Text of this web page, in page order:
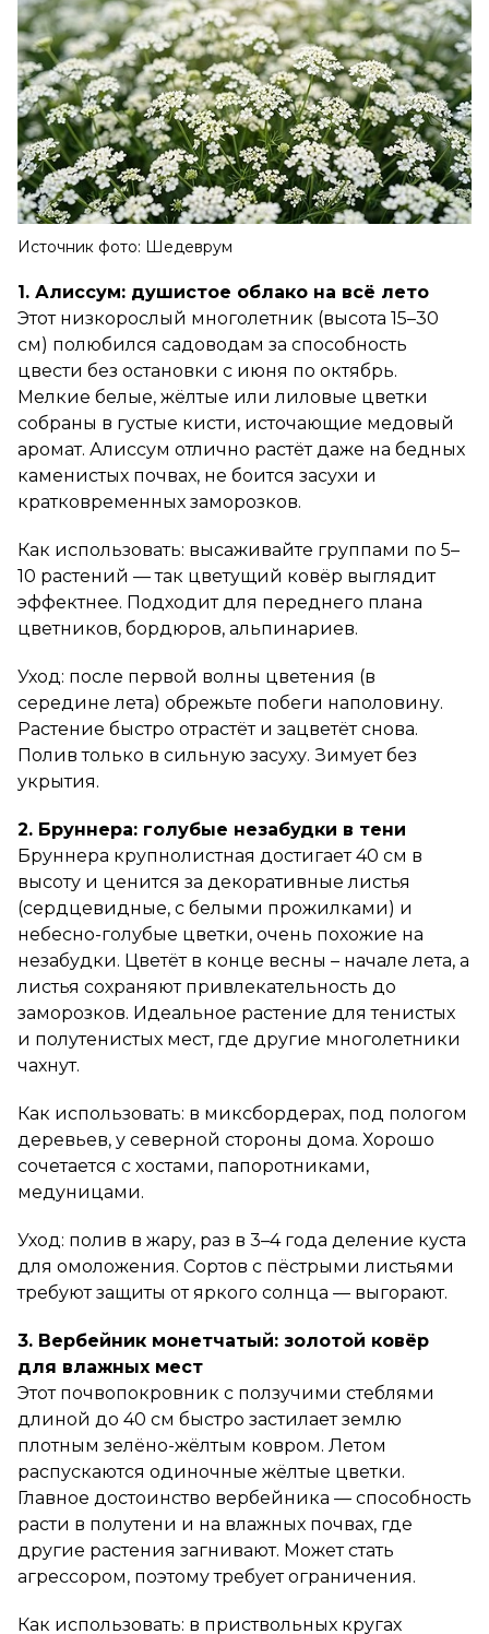
Источник фото: Шедеврум
1. Алиссум: душистое облако на всё лето
Этот низкорослый многолетник (высота 15–30
см) полюбился садоводам за способность
цвести без остановки с июня по октябрь.
Мелкие белые, жёлтые или лиловые цветки
собраны в густые кисти, источающие медовый
аромат. Алиссум отлично растёт даже на бедных
каменистых почвах, не боится засухи и
кратковременных заморозков.
Как использовать: высаживайте группами по 5–
10 растений — так цветущий ковёр выглядит
эффектнее. Подходит для переднего плана
цветников, бордюров, альпинариев.
Уход: после первой волны цветения (в
середине лета) обрежьте побеги наполовину.
Растение быстро отрастёт и зацветёт снова.
Полив только в сильную засуху. Зимует без
укрытия.
2. Бруннера: голубые незабудки в тени
Бруннера крупнолистная достигает 40 см в
высоту и ценится за декоративные листья
(сердцевидные, с белыми прожилками) и
небесно-голубые цветки, очень похожие на
незабудки. Цветёт в конце весны – начале лета, а
листья сохраняют привлекательность до
заморозков. Идеальное растение для тенистых
и полутенистых мест, где другие многолетники
чахнут.
Как использовать: в миксбордерах, под пологом
деревьев, у северной стороны дома. Хорошо
сочетается с хостами, папоротниками,
медуницами.
Уход: полив в жару, раз в 3–4 года деление куста
для омоложения. Сортов с пёстрыми листьями
требуют защиты от яркого солнца — выгорают.
3. Вербейник монетчатый: золотой ковёр
для влажных мест
Этот почвопокровник с ползучими стеблями
длиной до 40 см быстро застилает землю
плотным зелёно-жёлтым ковром. Летом
распускаются одиночные жёлтые цветки.
Главное достоинство вербейника — способность
расти в полутени и на влажных почвах, где
другие растения загнивают. Может стать
агрессором, поэтому требует ограничения.
Как использовать: в приствольных кругах